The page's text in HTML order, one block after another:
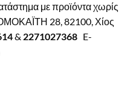
με προϊόντα χωρίς
28, 82100, Χίος
& 2271027368 E-